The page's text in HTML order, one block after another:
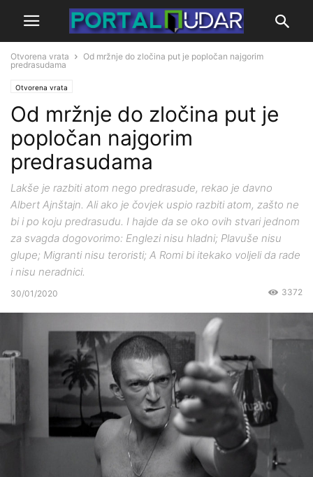
Otvorena vrata
Od mržnje do zločina put je popločan najgorim
predrasudama
Otvorena vrata
Od mržnje do zločina put je
popločan najgorim
predrasudama
Lakše je razbiti atom nego predrasude, rekao je davno
Albert Ajnštajn. Ali ako je čovjek uspio razbiti atom, zašto ne
bi i po koju predrasudu. I hajde da se oko ovih stvari jednom
za svagda dogovorimo: Englezi nisu hladni; Plavuše nisu
glupe; Migranti nisu teroristi; A Romi bi itekako voljeli da rade
i nisu neradnici.
30/01/2020 3372